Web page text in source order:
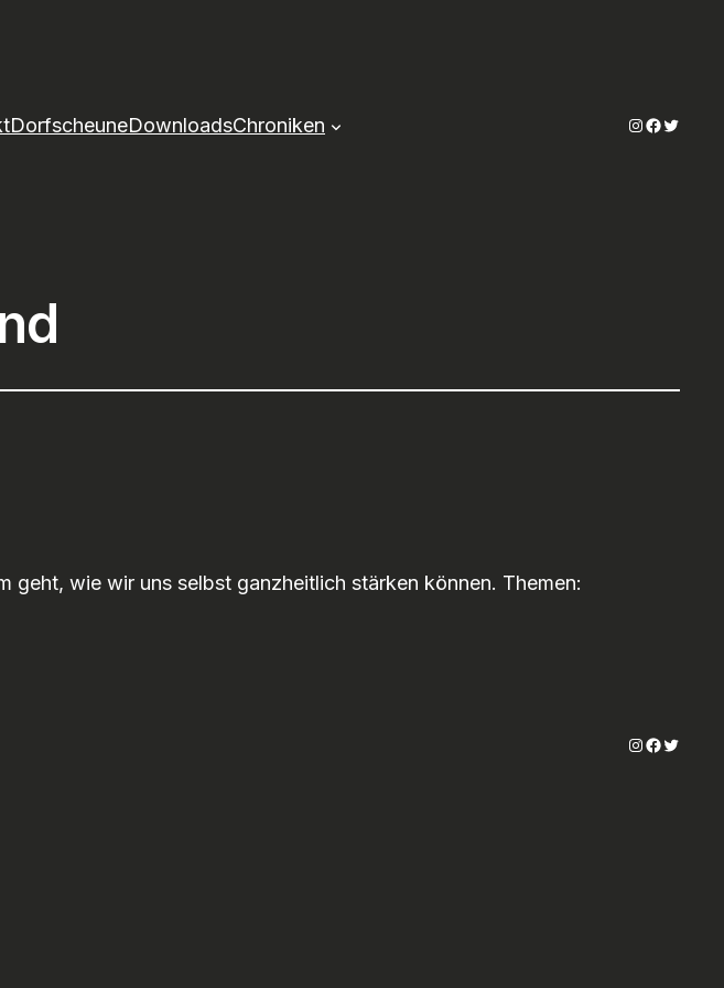
DorfscheuneDownloadsChroniken Instagram
Twitter
geht, wie wir uns selbst ganzheitlich stärken können. Themen:
Instagram
Twitter